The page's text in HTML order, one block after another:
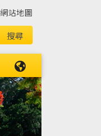
網站地圖